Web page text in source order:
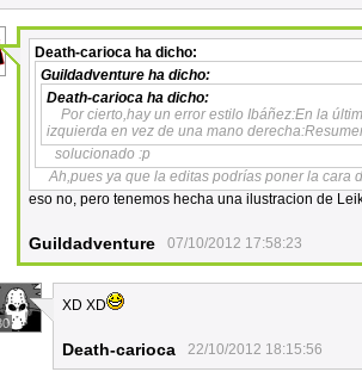
Death-carioca ha dicho:
Guildadventure ha dicho:
Death-carioca ha dicho:
Por cierto,hay un error estilo Ibáñez:En la
izquierda en vez de una mano
solucionado :p
Ah,pues ya que la editas podrías poner la cara
eso no, pero tenemos hecha una ilustracion de
Guildadventure 07/10/2012 17:58:23
XD XD
Death-carioca 22/10/2012 18:15:56